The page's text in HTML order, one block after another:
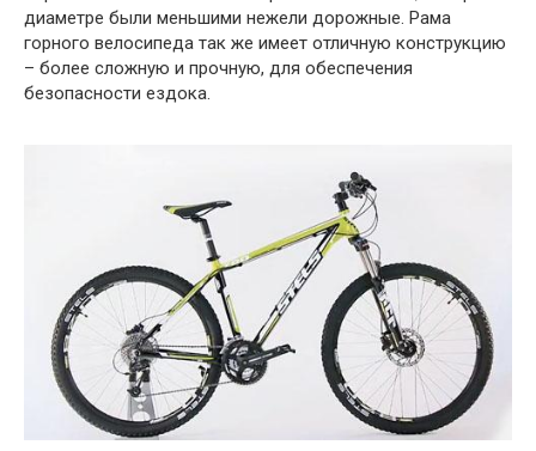
диаметре были меньшими нежели дорожные. Рама
горного велосипеда так же имеет отличную конструкцию
– более сложную и прочную, для обеспечения
безопасности ездока.